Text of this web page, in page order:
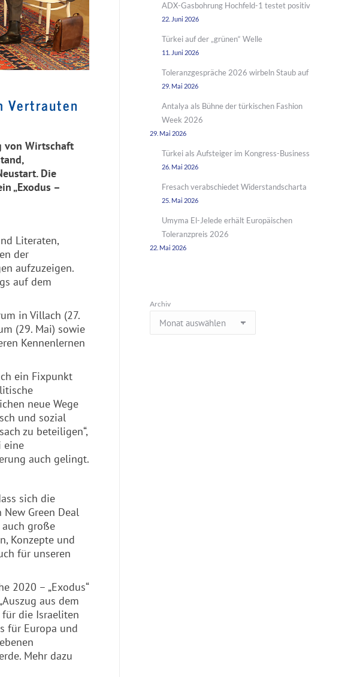
Vertrauten
von Wirtschaft
Die
„Exodus –
Literaten,
der
aufzuzeigen.
auf dem
in Villach (27.
(29. Mai) sowie
Kennenlernen
ein Fixpunkt
neue Wege
und sozial
zu beteiligen“,
eine
auch gelingt.
sich die
Green Deal
große
Konzepte und
für unseren
2020 – „Exodus“
aus dem
für die Israeliten
für Europa und
Mehr dazu
ADX-Gasbohrung Hochfeld-1 testet positiv
22. Juni 2026
Türkei auf der „grünen“ Welle
11. Juni 2026
Toleranzgespräche 2026 wirbeln Staub auf
29. Mai 2026
Antalya als Bühne der türkischen Fashion
Week 2026
29. Mai 2026
Türkei als Aufsteiger im Kongress-Business
26. Mai 2026
Fresach verabschiedet Widerstandscharta
25. Mai 2026
Umyma El-Jelede erhält Europäischen
Toleranzpreis 2026
22. Mai 2026
Archiv